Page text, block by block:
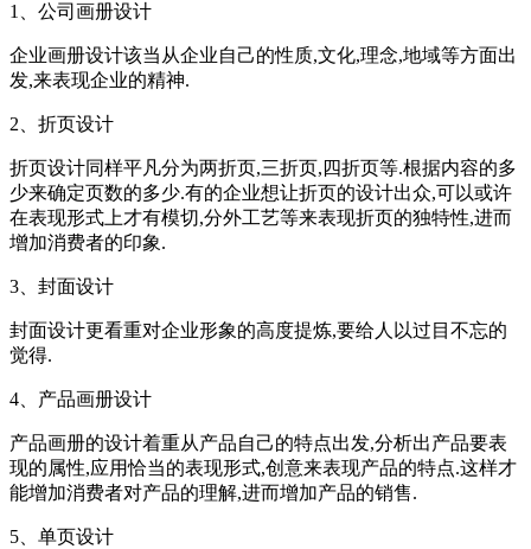
1、公司画册设计
企业画册设计该当从企业自己的性质,文化,理念,地域等方面出
发,来表现企业的精神.
2、折页设计
折页设计同样平凡分为两折页,三折页,四折页等.根据内容的多
少来确定页数的多少.有的企业想让折页的设计出众,可以或许
在表现形式上才有模切,分外工艺等来表现折页的独特性,进而
增加消费者的印象.
3、封面设计
封面设计更看重对企业形象的高度提炼,要给人以过目不忘的
觉得.
4、产品画册设计
产品画册的设计着重从产品自己的特点出发,分析出产品要表
现的属性,应用恰当的表现形式,创意来表现产品的特点.这样才
能增加消费者对产品的理解,进而增加产品的销售.
5、单页设计